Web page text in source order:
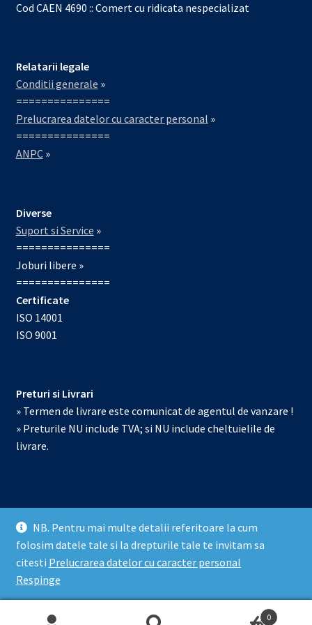
NB. Pentru mai multe detalii referitoare la cum
folosim datele tale si la drepturile tale te invitam sa
citesti Prelucrarea datelor cu caracter personal
Respinge
Cod CAEN 4690 :: Comert cu ridicata nespecializat
Relatarii legale
Conditii generale »
===============
Prelucrarea datelor cu caracter personal »
===============
ANPC»
Diverse
Suport si Service »
===============
Joburi libere »
===============
Certificate
ISO 14001
ISO 9001
Preturi si Livrari
» Termen de livrare este comunicat de agentul de vanzare !
» Preturile NU include TVA; si NU include cheltuielile de
livrare.
© Echipamente de laborator 2026
Prelucrarea datelor cu caracter personal
Construit cu
WooCommerce.
0